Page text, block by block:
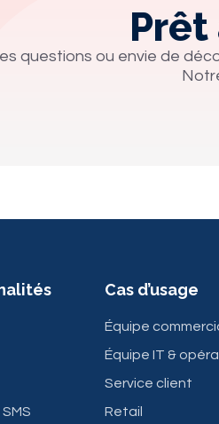
Prêt
questions ou envie de
Cas d’usage
Équipe
Équipe IT &
Service client
Retail